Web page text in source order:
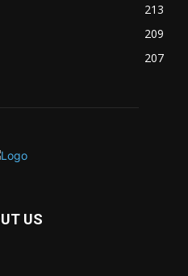
213
209
207
US